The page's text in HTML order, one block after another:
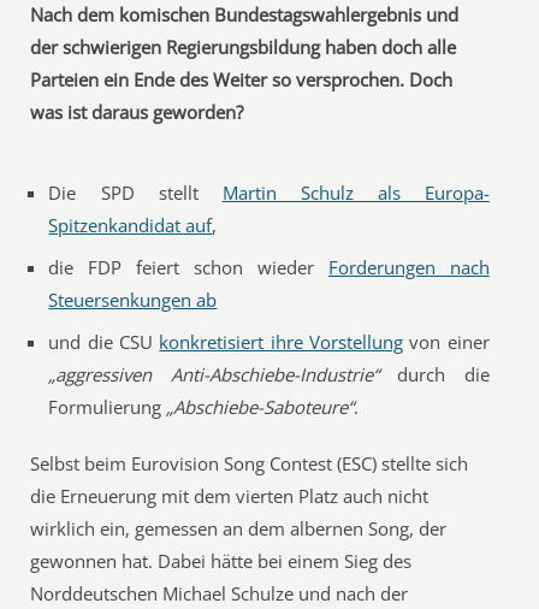
Nach dem komischen Bundestagswahlergebnis und
der schwierigen Regierungsbildung haben doch alle
Parteien ein Ende des Weiter so versprochen. Doch
was ist daraus geworden?
Die SPD stellt Martin Schulz als Europa-
Spitzenkandidat auf,
die FDP feiert schon wieder Forderungen nach
Steuersenkungen ab
und die CSU konkretisiert ihre Vorstellung von einer
„aggressiven Anti-Abschiebe-Industrie“durch die
Formulierung „Abschiebe-Saboteure“.
Selbst beim Eurovision Song Contest (ESC) stellte sich
die Erneuerung mit dem vierten Platz auch nicht
wirklich ein, gemessen an dem albernen Song, der
gewonnen hat. Dabei hätte bei einem Sieg des
Norddeutschen Michael Schulze und nach der